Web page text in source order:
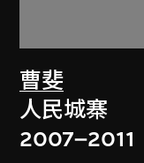
曹斐
人民城寨
2007–2011